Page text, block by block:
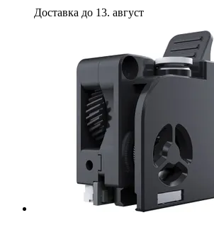
Доставка до 13. август